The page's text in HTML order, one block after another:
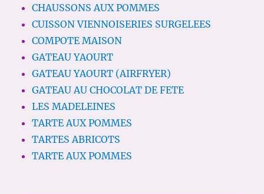
CHAUSSONS AUX POMMES
CUISSON VIENNOISERIES SURGELEES
COMPOTE MAISON
GATEAU YAOURT
GATEAU YAOURT (AIRFRYER)
GATEAU AU CHOCOLAT DE FETE
LES MADELEINES
TARTE AUX POMMES
TARTES ABRICOTS
TARTE AUX POMMES